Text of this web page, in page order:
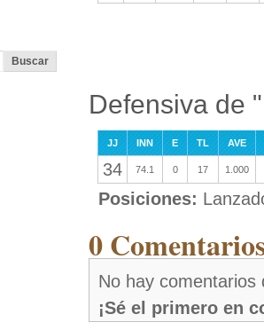
Defensiva de
JJ INN E TL AVE
34 74.1 0 17 1.000
Posiciones:
0
No hay comentarios
¡Sé el primero en